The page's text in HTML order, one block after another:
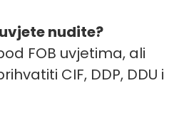
nudite?
FOB uvjetima, ali
CIF, DDP, DDU i